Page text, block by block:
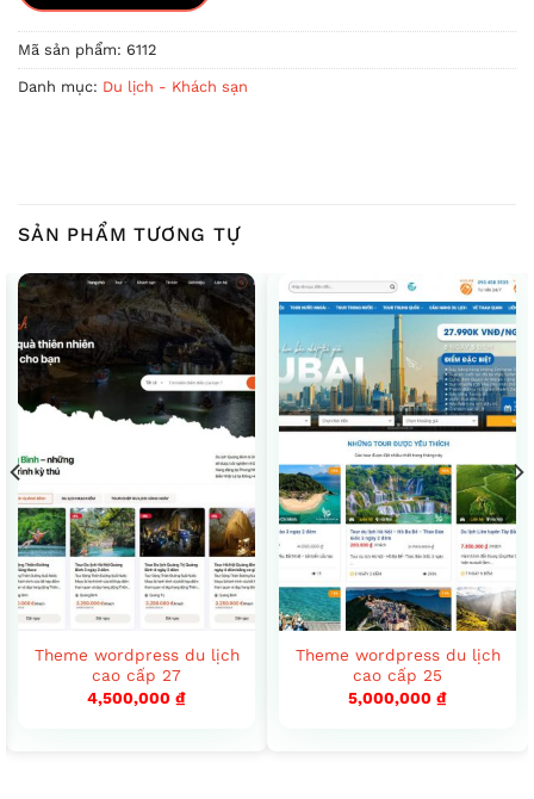
Mã sản phẩm: 6112
Danh mục: Du lịch - Khách sạn
SẢN PHẨM TƯƠNG TỰ
Theme wordpress du lịch
cao cấp 27
4,500,000 ₫
Theme wordpress du lịch
cao cấp 25
5,000,000 ₫